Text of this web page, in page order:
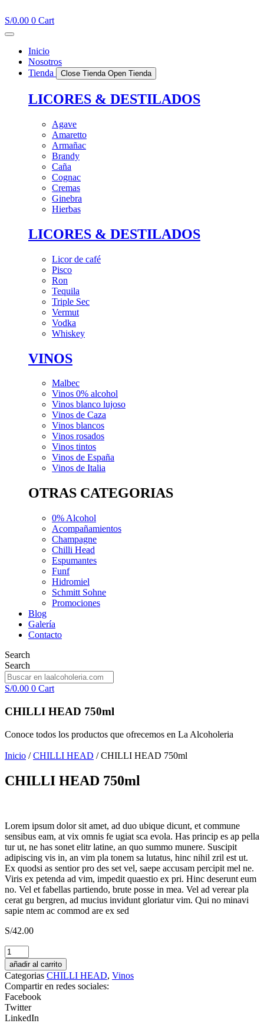
al
contenido
S/0.00 0 Cart
Inicio
Nosotros
Tienda
Close Tienda Open Tienda
LICORES & DESTILADOS
Agave
Amaretto
Armañac
Brandy
Caña
Cognac
Cremas
Ginebra
Hierbas
LICORES & DESTILADOS
Licor de café
Pisco
Ron
Tequila
Triple Sec
Vermut
Vodka
Whiskey
VINOS
Malbec
Vinos 0% alcohol
Vinos blanco lujoso
Vinos de Caza
Vinos blancos
Vinos rosados
Vinos tintos
Vinos de España
Vinos de Italia
OTRAS CATEGORIAS
0% Alcohol
Acompañamientos
Champagne
Chilli Head
Espumantes
Funf
Hidromiel
Schmitt Sohne
Promociones
Blog
Galería
Contacto
Search
Search
S/0.00 0 Cart
CHILLI HEAD 750ml
Conoce todos los productos que ofrecemos en La Alcoholeria
Inicio /CHILLI HEAD / CHILLI HEAD 750ml
CHILLI HEAD 750ml
Lorem ipsum dolor sit amet, ad duo ubique dicunt, et commune
sensibus eam, at vix omnis fe ugiat sca evola. Has princip es ap pella
tur ut, ne has sonet elitr latine, an quo summo munere. Suscipit
adipiscing vis in, an vim pla tonem sa lutatus, hinc nihil zril est ut.
Ex quodsi as sentior pro des set vel, saepe accusam percipit mel ne.
Viris ex petenda ad vim, impedit quaestio ex pri. Hinc deserunt eum
no. Vel et fabellas partiendo, brute posse in mea. Vel ad verear pla
cerat gu bergren, ad mucius invidunt gloriatur vim. Qui no minavi
sapie ntem ac commod are ex sed
S/42.00
Pisco
Tacama
Demonio
de
los
Andes
Quebranta
cantidad
añadir al carrito
Categorias CHILLI HEAD, Vinos
Compartir en redes sociales:
Facebook
Twitter
LinkedIn